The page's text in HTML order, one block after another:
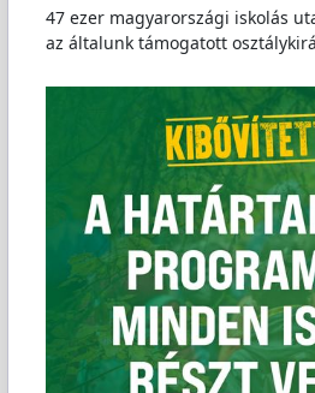
47 ezer magyarországi iskolás
az általunk támogatott